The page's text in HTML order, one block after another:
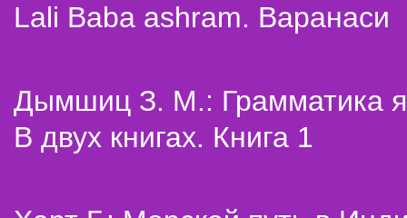
Lali Baba ashram. Варанаси
Дымшиц З. М.: Грамматика
В двух книгах. Книга 1